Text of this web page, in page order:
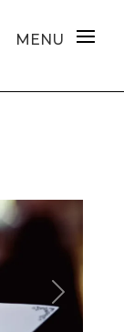
Prochaine